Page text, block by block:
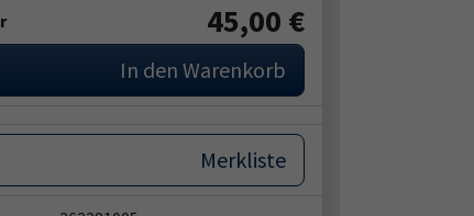
45,00 €
In den Warenkorb
Merkliste